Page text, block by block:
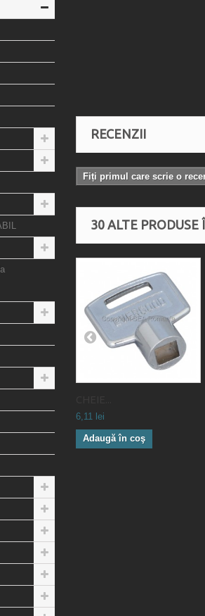
RECENZII
Fiți primul care scrie o
30 ALTE PRODUSE
6,11 lei
Adaugă în coş